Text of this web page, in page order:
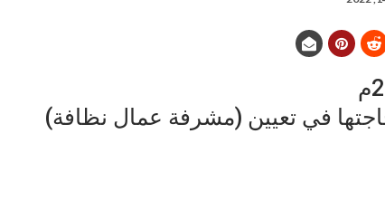
في تعيين (مشرفة عمال نظافة)